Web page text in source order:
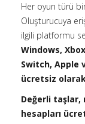
Her oyun türü
Oluşturucuya
ilgili platformu
Windows,
Switch, Apple
ücretsiz
Değerli
hesapları